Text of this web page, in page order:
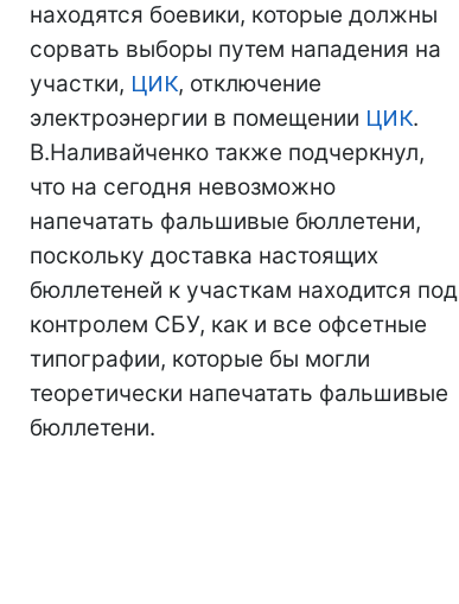
находятся боевики, которые должны
сорвать выборы путем нападения на
участки, ЦИК, отключение
электроэнергии в помещении ЦИК.
В.Наливайченко также подчеркнул,
что на сегодня невозможно
напечатать фальшивые бюллетени,
поскольку доставка настоящих
бюллетеней к участкам находится под
контролем СБУ, как и все офсетные
типографии, которые бы могли
теоретически напечатать фальшивые
бюллетени.